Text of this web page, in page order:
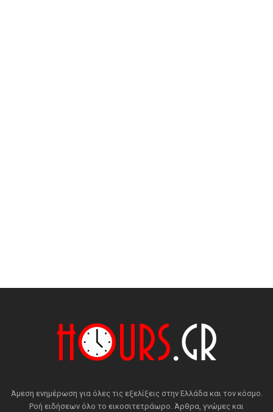
Άμεση ενημέρωση για όλες τις εξελίξεις στην Ελλάδα και τον κόσμο.
Ροή ειδήσεων όλο το εικοσιτετράωρο. Άρθρα, γνώμες και